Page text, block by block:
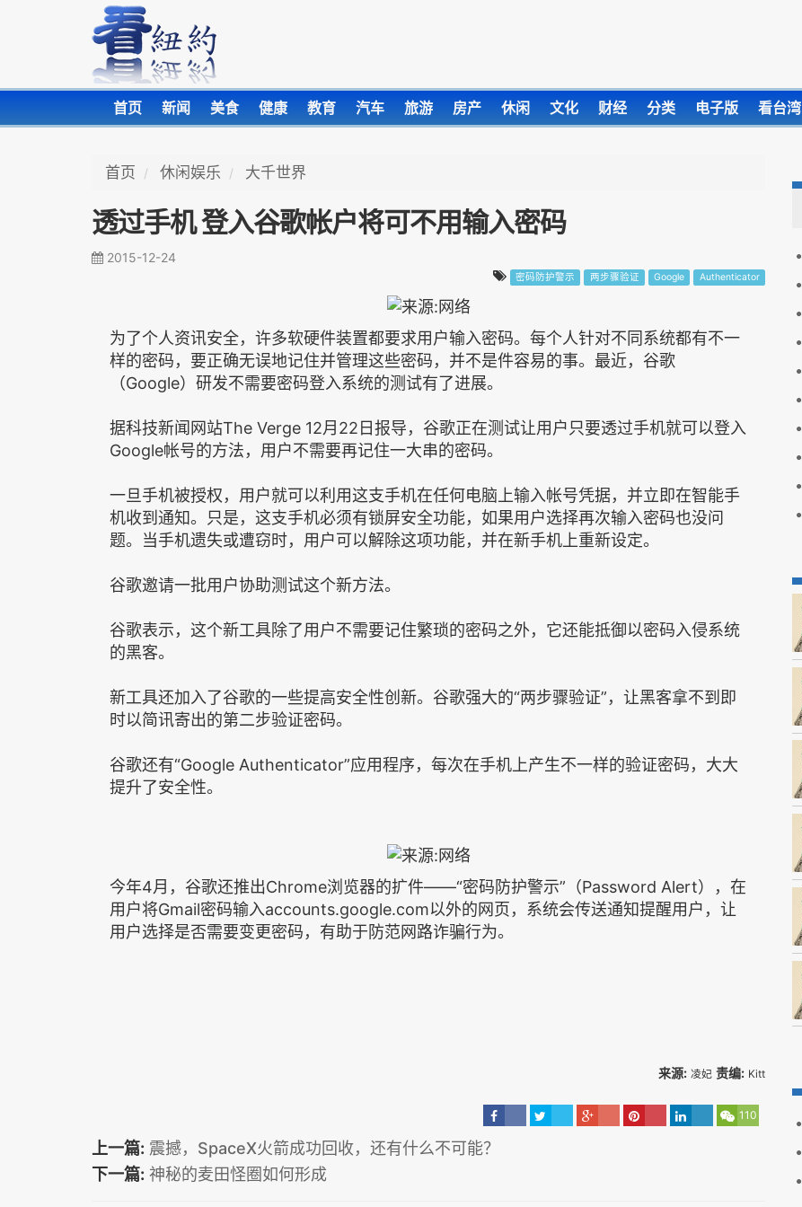
首页 新闻 美食 健康 教育 汽车 旅游 房产 休闲 文化 财经 分类 电子版 看台湾
首页 休闲娱乐 大千世界
透过手机 登入谷歌帐户将可不用输入密码
2015-12-24
密码防护警示 两步骤验证 Google Authenticator
为了个人资讯安全，许多软硬件装置都要求用户输入密码。每个人针对不同系统都有不一
样的密码，要正确无误地记住并管理这些密码，并不是件容易的事。最近，谷歌
（Google）研发不需要密码登入系统的测试有了进展。
据科技新闻网站The Verge 12月22日报导，谷歌正在测试让用户只要透过手机就可以登入
Google帐号的方法，用户不需要再记住一大串的密码。
一旦手机被授权，用户就可以利用这支手机在任何电脑上输入帐号凭据，并立即在智能手
机收到通知。只是，这支手机必须有锁屏安全功能，如果用户选择再次输入密码也没问
题。当手机遗失或遭窃时，用户可以解除这项功能，并在新手机上重新设定。
谷歌邀请一批用户协助测试这个新方法。
谷歌表示，这个新工具除了用户不需要记住繁琐的密码之外，它还能抵御以密码入侵系统
的黑客。
新工具还加入了谷歌的一些提高安全性创新。谷歌强大的“两步骤验证”，让黑客拿不到即
时以简讯寄出的第二步验证密码。
谷歌还有“Google Authenticator”应用程序，每次在手机上产生不一样的验证密码，大大
提升了安全性。
今年4月，谷歌还推出Chrome浏览器的扩件——“密码防护警示”（Password Alert），在
用户将Gmail密码输入accounts.google.com以外的网页，系统会传送通知提醒用户，让
用户选择是否需要变更密码，有助于防范网路诈骗行为。
来源: 凌妃 责编: Kitt
110
上一篇: 震撼，SpaceX火箭成功回收，还有什么不可能？
下一篇: 神秘的麦田怪圈如何形成